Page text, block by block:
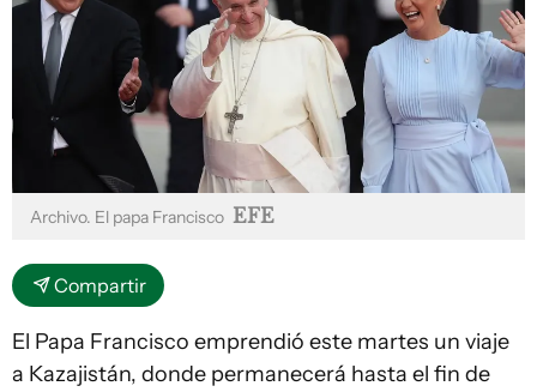
Archivo. El papa Francisco EFE
Compartir
El Papa Francisco emprendió este martes un viaje
a Kazajistán, donde permanecerá hasta el fin de